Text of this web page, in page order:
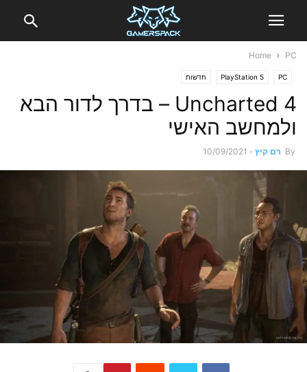
Home PC
PC
PlayStation 5 חדשות
Uncharted 4 – בדרך לדור הבא
ולמחשב האישי
By רם קיץ -
10/09/2021